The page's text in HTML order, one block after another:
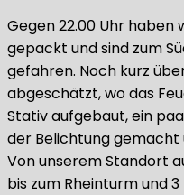
Gegen 22.00 Uhr haben
gepackt und sind zum
gefahren. Noch kurz
abgeschätzt, wo das
Stativ aufgebaut, ein
der Belichtung
Von unserem Standort
bis zum Rheinturm und